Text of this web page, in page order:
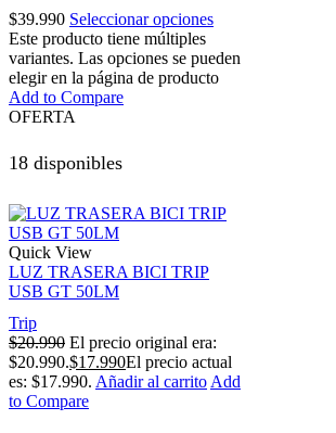
$39.990 Seleccionar opciones
Este producto tiene múltiples
variantes. Las opciones se pueden
elegir en la página de producto
Add to Compare
OFERTA
18 disponibles
Quick View
LUZ TRASERA BICI TRIP
USB GT 50LM
Trip
$20.990 El precio original era:
$20.990.$17.990El precio actual
es: $17.990. Añadir al carrito Add
to Compare